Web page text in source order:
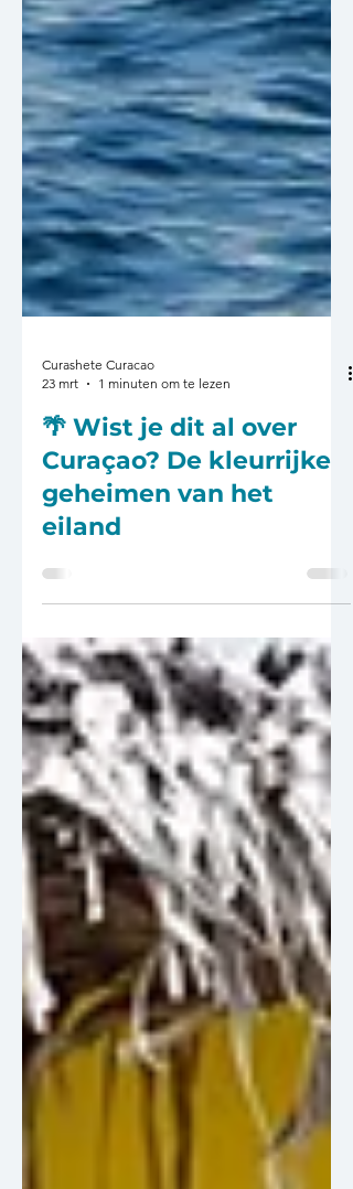
Curashete Curacao
23 mrt
1 minuten om te lezen
🌴 Wist je dit al over
Curaçao? De kleurrijke
geheimen van het
eiland